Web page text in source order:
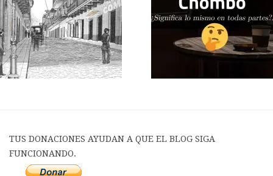
TUS DONACIONES AYUDAN A QUE EL BLOG SIGA
FUNCIONANDO.